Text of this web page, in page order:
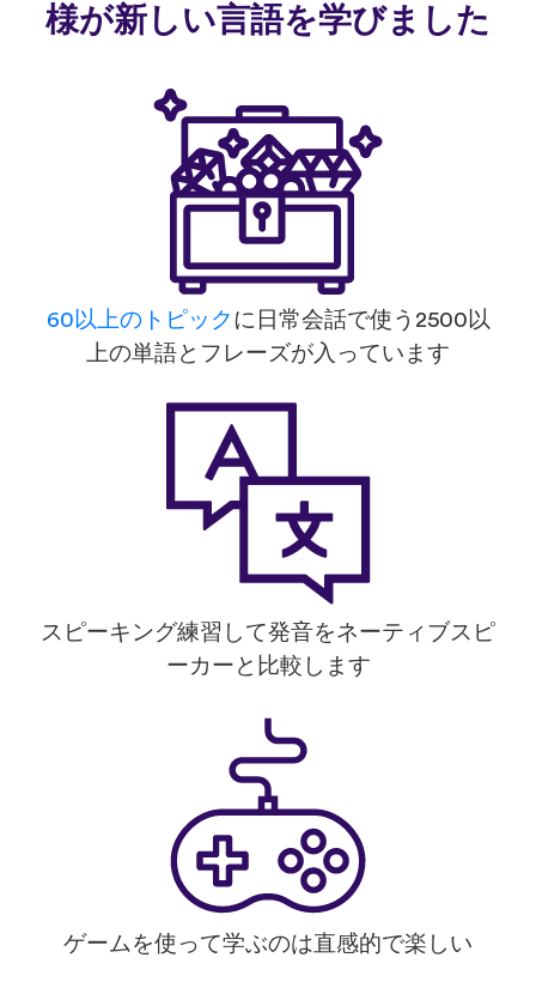
様が新しい言語を学びました
60以上のトピック に日常会話で使う2500以
上の単語とフレーズが入っています
スピーキング練習して発音をネーティブスピ
ーカーと比較します
ゲームを使って学ぶのは直感的で楽しい